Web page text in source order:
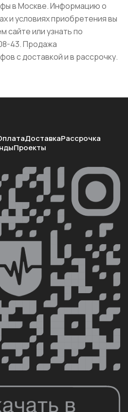
в Москве. Информацию о
и условиях приобретения вы
сайте или узнать по
43. Продажа
с доставкой и в рассрочку.
ДоставкаРассрочка
Проекты